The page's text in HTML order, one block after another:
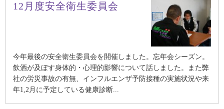
12月度安全衛生委員会
今年最後の安全衛生委員会を開催しました。忘年会シーズン。
飲酒が及ぼす身体的・心理的影響について話しました。また弊
社の労災事故の有無、インフルエンザ予防接種の実施状況や来
年1,2月に予定している健康診断...